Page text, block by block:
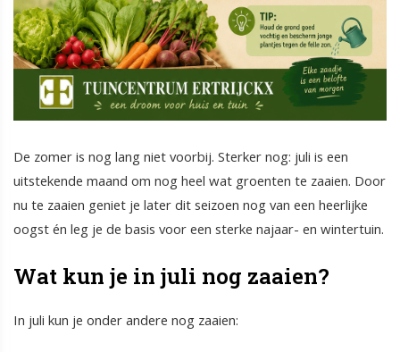
De zomer is nog lang niet voorbij. Sterker nog: juli is een
uitstekende maand om nog heel wat groenten te zaaien. Door
nu te zaaien geniet je later dit seizoen nog van een heerlijke
oogst én leg je de basis voor een sterke najaar- en wintertuin.
Wat kun je in juli nog zaaien?
In juli kun je onder andere nog zaaien: